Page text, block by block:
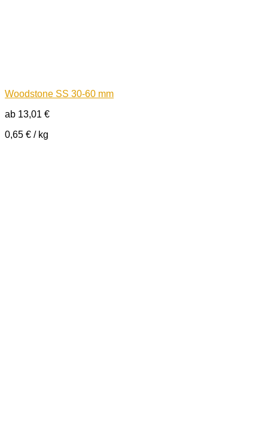
Woodstone SS 30-60 mm
ab 13,01 €
0,65 € / kg